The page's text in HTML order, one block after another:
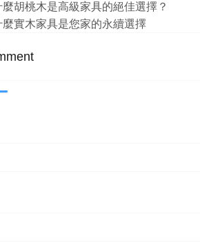
麼胡桃木是高級家具的絕佳選擇？
麼實木家具是您家的永續選擇